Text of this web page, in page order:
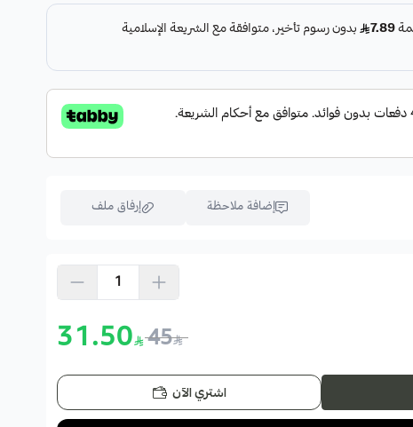
إضافة ملاحظة إرفاق ملف
اسحب و افلت الملف هنا
45
31.50
اشتري الآن